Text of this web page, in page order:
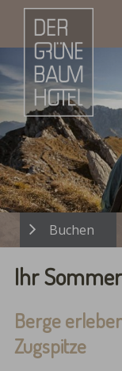
Ihr
Berge
Zugspitze